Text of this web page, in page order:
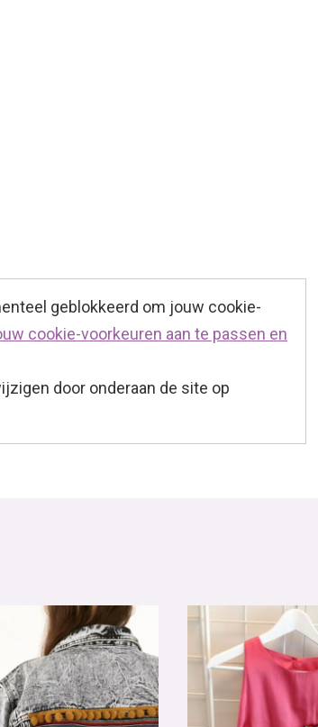
geblokkeerd om jouw cookie-
cookie-voorkeuren aan te passen en
door onderaan de site op